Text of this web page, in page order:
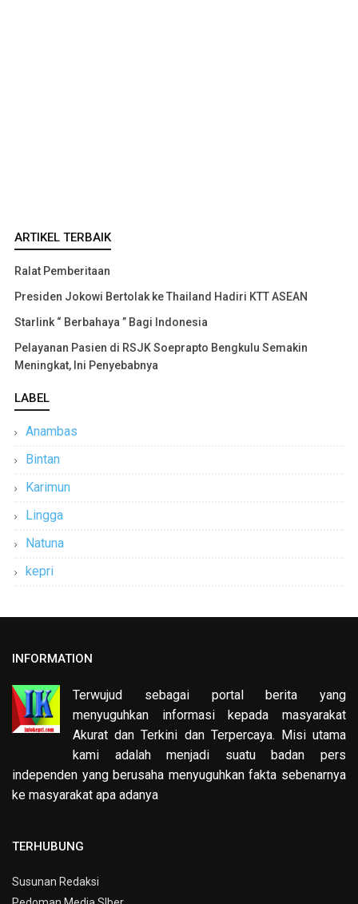
ARTIKEL TERBAIK
Ralat Pemberitaan
Presiden Jokowi Bertolak ke Thailand Hadiri KTT ASEAN
Starlink “ Berbahaya ” Bagi Indonesia
Pelayanan Pasien di RSJK Soeprapto Bengkulu Semakin
Meningkat, Ini Penyebabnya
LABEL
Anambas
Bintan
Karimun
Lingga
Natuna
kepri
INFORMATION
Terwujud sebagai portal berita yang
menyuguhkan informasi kepada masyarakat
Akurat dan Terkini dan Terpercaya. Misi utama
kami adalah menjadi suatu badan pers
independen yang berusaha menyuguhkan fakta sebenarnya
ke masyarakat apa adanya
TERHUBUNG
Susunan Redaksi